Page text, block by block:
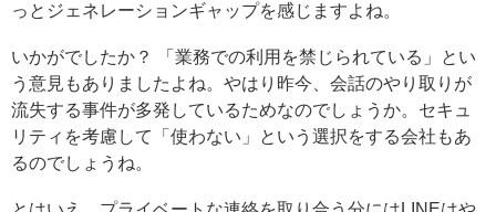
っとジェネレーションギャップを感じますよね。
いかがでしたか？ 「業務での利用を禁じられている」とい
う意見もありましたよね。やはり昨今、会話のやり取りが
流失する事件が多発しているためなのでしょうか。セキュ
リティを考慮して「使わない」という選択をする会社もあ
るのでしょうね。